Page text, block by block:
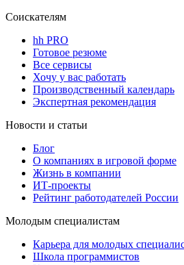
Соискателям
hh PRO
Готовое резюме
Все сервисы
Хочу у вас работать
Производственный календарь
Экспертная рекомендация
Новости и статьи
Блог
О компаниях в игровой форме
Жизнь в компании
ИТ-проекты
Рейтинг работодателей России
Молодым специалистам
Карьера для молодых
Школа программистов